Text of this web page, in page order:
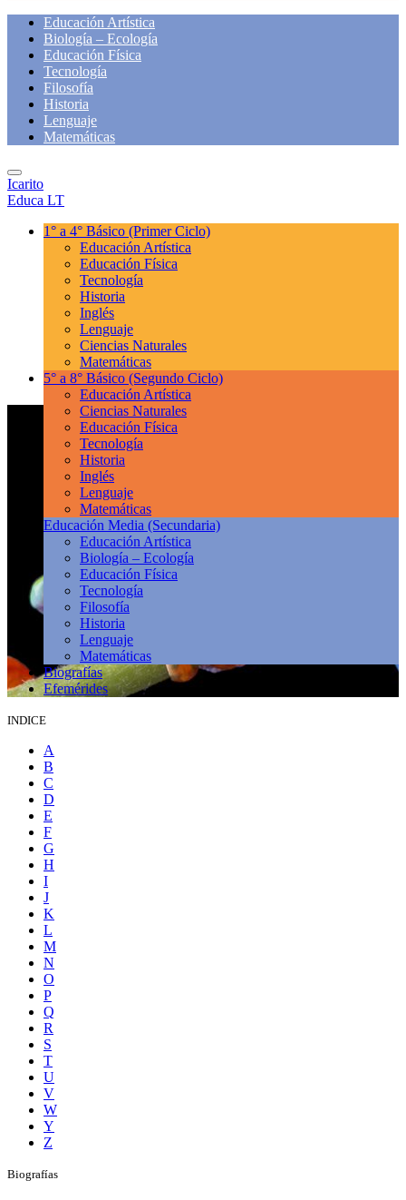
Educación Artística
Biología – Ecología
Educación Física
Tecnología
Filosofía
Historia
Lenguaje
Matemáticas
Icarito
Educa LT
1° a 4° Básico (Primer Ciclo)
Educación Artística
Educación Física
Tecnología
Historia
Inglés
Lenguaje
Ciencias Naturales
Matemáticas
5° a 8° Básico (Segundo Ciclo)
Educación Artística
Ciencias Naturales
Educación Física
Tecnología
Historia
Inglés
Lenguaje
Matemáticas
Educación Media (Secundaria)
Educación Artística
Biología – Ecología
Educación Física
Tecnología
Filosofía
Historia
Lenguaje
Matemáticas
Biografías
Efemérides
INDICE
A
B
C
D
E
F
G
H
I
J
K
L
M
N
O
P
Q
R
S
T
U
V
W
Y
Z
Biografías